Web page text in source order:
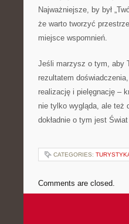
Najważniejsze, by był
że warto tworzyć
miejsce wspomnień.
Jeśli marzysz o tym, aby
rezultatem
realizację i pielęgnację –
nie tylko wygląda, ale też
dokładnie o tym jest
CATEGORIES:
Comments are closed.